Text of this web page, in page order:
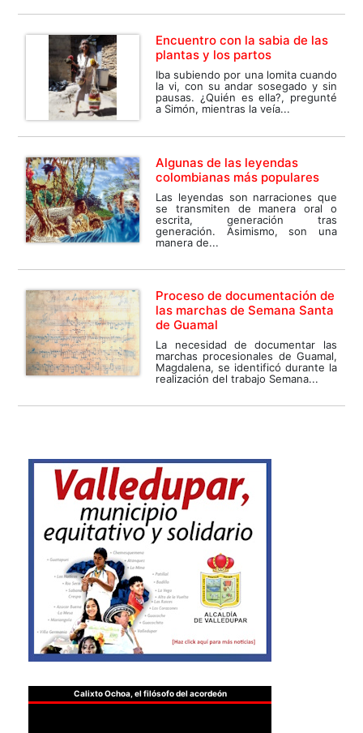
Encuentro con la sabia de las
plantas y los partos
Iba subiendo por una lomita cuando
la vi, con su andar sosegado y sin
pausas. ¿Quién es ella?, pregunté
a Simón, mientras la veía...
Algunas de las leyendas
colombianas más populares
Las leyendas son narraciones que
se transmiten de manera oral o
escrita, generación tras
generación. Asimismo, son una
manera de...
Proceso de documentación de
las marchas de Semana Santa
de Guamal
La necesidad de documentar las
marchas procesionales de Guamal,
Magdalena, se identificó durante la
realización del trabajo Semana...
Calixto Ochoa, el filósofo del acordeón